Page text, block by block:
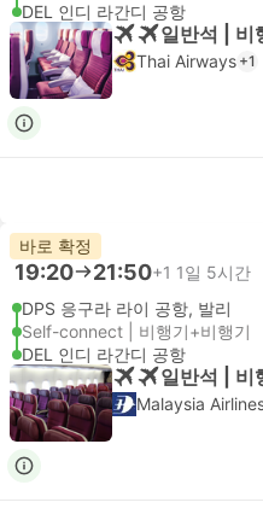
DEL 인디 라간디 공항
일반석 |
Thai Airways +1
바로 확정
19:20 21:50+1 1일 5시간
DPS 응구라 라이 공항, 발리
Self-connect | 비행기+비행기
DEL 인디 라간디 공항
일반석 |
Malaysia